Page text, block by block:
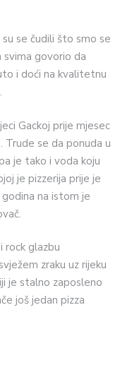
se čudili što smo se
svima govorio da
i doći na kvalitetnu
Gackoj prije mjesec
Trude se da ponuda u
je tako i voda koju
je pizzerija prije je
na istom je
rock glazbu
zraku uz rijeku
je stalno zaposleno
još jedan pizza